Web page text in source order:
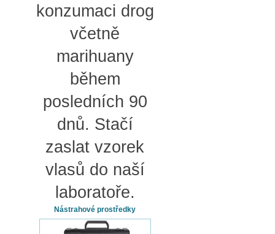
konzumaci drog
včetně
marihuany
během
posledních 90
dnů. Stačí
zaslat vzorek
vlasů do naší
laboratoře.
Nástrahové prostředky